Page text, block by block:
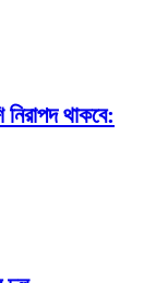
নিরাপদ থাকবে: